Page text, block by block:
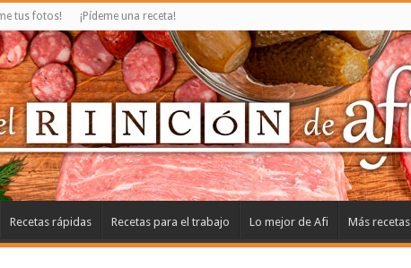
tus fotos! ¡Pídeme una receta!
Recetas rápidas Recetas para el trabajo Lo mejor de Afi Más recetas